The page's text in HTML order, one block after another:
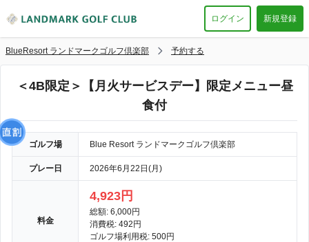
ログイン 新規登録
BlueResort ランドマークゴルフ倶楽部 予約する
＜4B限定＞【月火サービスデー】限定メニュー昼
食付
ゴルフ場 Blue Resort ランドマークゴルフ倶楽部
プレー日 2026年6月22日(月)
料金
4,923円
総額: 6,000円
消費税: 492円
ゴルフ場利用税: 500円